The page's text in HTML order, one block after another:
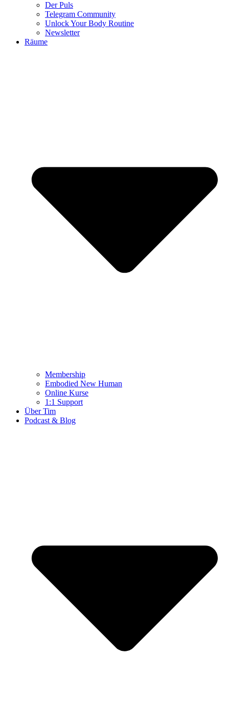
Der Puls
Telegram Community
Unlock Your Body Routine
Newsletter
Räume
Membership
Embodied New Human
Online Kurse
1:1 Support
Über Tim
Podcast & Blog